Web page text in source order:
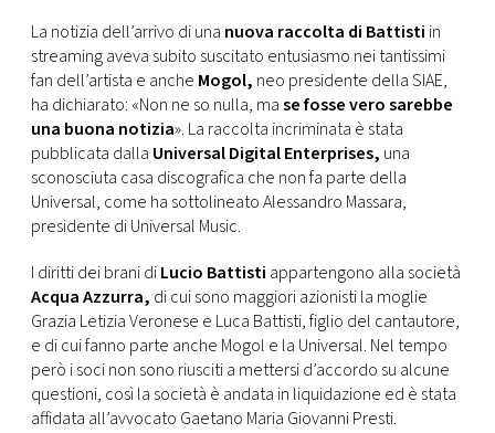
La notizia dell’arrivo di una nuova raccolta di Battisti in
streaming aveva subito suscitato entusiasmo nei tantissimi
fan dell’artista e anche Mogol, neo presidente della SIAE,
ha dichiarato: «Non ne so nulla, mase fosse vero sarebbe
una buona notizia». La raccolta incriminata è stata
pubblicata dalla Universal Digital Enterprises, una
sconosciuta casa discografica che non fa parte della
Universal, come ha sottolineato Alessandro Massara,
presidente di Universal Music.
I diritti dei brani diLucio Battisti appartengono alla società
Acqua Azzurra, di cui sono maggiori azionisti la moglie
Grazia Letizia Veronese e Luca Battisti, figlio del cantautore,
e di cui fanno parte anche Mogol e la Universal. Nel tempo
però i soci non sono riusciti a mettersi d’accordo su alcune
questioni, così la società è andata in liquidazione ed è stata
affidata all’avvocato Gaetano Maria Giovanni Presti.